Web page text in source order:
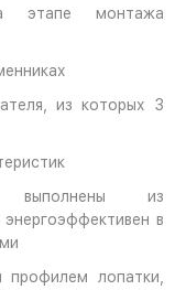
этапе монтажа
из которых 3
выполнены из
в
профилем лопатки,